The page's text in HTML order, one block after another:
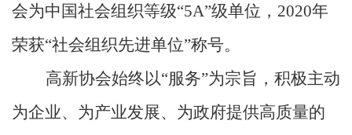
会为中国社会组织等级“5A”级单位 ， 2020年
荣获“社会组织先进单位”称号。
高新协会始终以“服务”为宗旨，积极主动
为企业、为产业发展、为政府提供高质量的